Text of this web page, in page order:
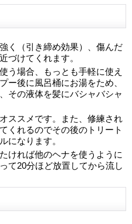
く（引き締め効果）、傷んだ
づけてくれます。
う場合、もっとも手軽に使え
ー後に風呂桶にお湯をため、
その液体を髪にバシャバシャ
ススメです。また、修練され
くれるのでその後のトリート
になります。
ければ他のヘナを使うように
て20分ほど放置してから流し